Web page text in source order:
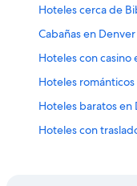
Hoteles cerca de
Cabañas en Denver
Hoteles con casino
Hoteles
Hoteles baratos en
Hoteles con